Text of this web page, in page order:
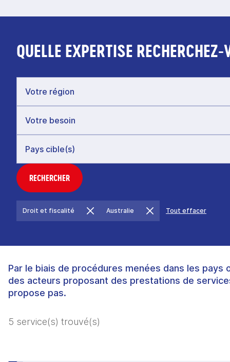
QUELLE EXPERTISE
RECHERCHER
Droit et fiscalité Australie Tout effacer
Par le biais de procédures menées dans les pays
des acteurs proposant des prestations de
propose pas.
5 service(s) trouvé(s)